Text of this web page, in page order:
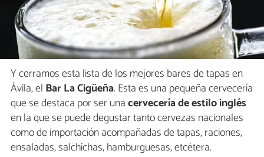
Y cerramos esta lista de los mejores bares de tapas en
Ávila, el Bar La Cigüeña. Esta es una pequeña cervecería
que se destaca por ser unacervecería de estilo inglés
en la que se puede degustar tanto cervezas nacionales
como de importación acompañadas de tapas, raciones,
ensaladas, salchichas, hamburguesas, etcétera.